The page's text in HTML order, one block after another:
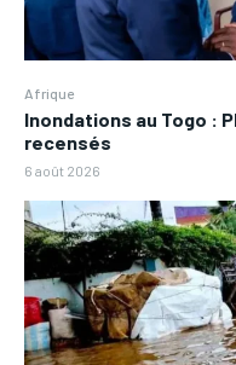
Afrique
Inondations au Togo :
recensés
6 août 2026